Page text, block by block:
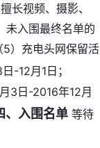
长视频、摄影、
未入围最终名单的
）充电头网保留活
-12月1日；
3日-2016年12月
、入围名单 等待